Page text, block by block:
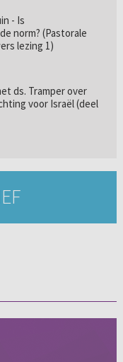
- Is
norm? (Pastorale
lezing 1)
ds. Tramper over
voor Israël (deel